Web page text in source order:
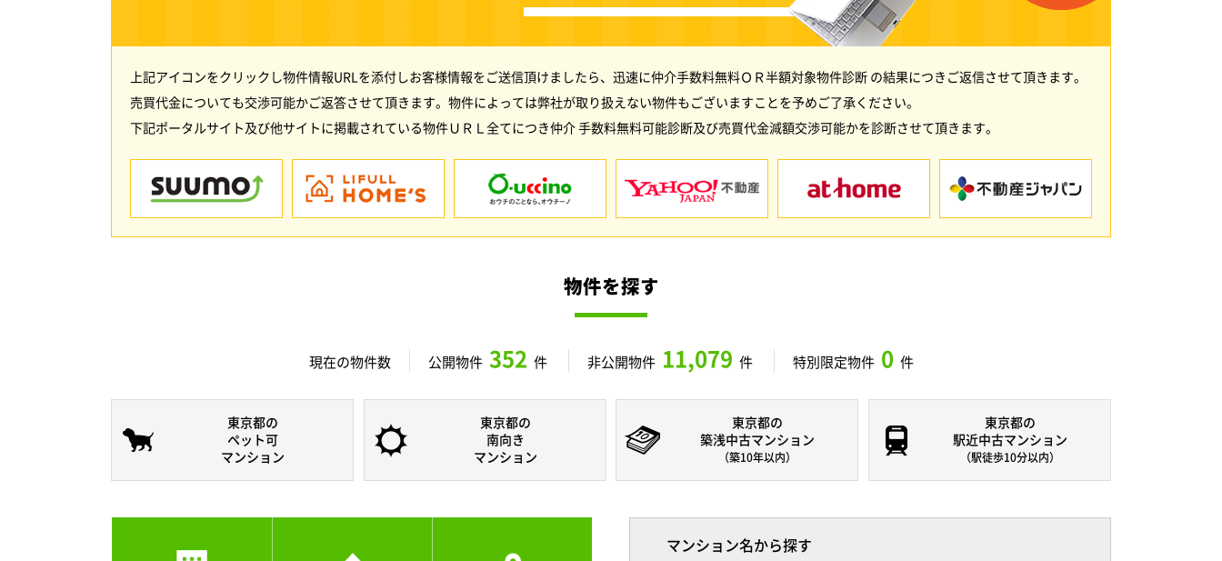
上記アイコンをクリックし物件情報URLを添付しお客様情報をご送信頂けましたら、迅速に仲介手数料無料ＯＲ半額対象物件診断 の結果につきご返信させて頂きます。
売買代金についても交渉可能かご返答させて頂きます。物件によっては弊社が取り扱えない物件もございますことを予めご了承ください。
下記ポータルサイト及び他サイトに掲載されている物件ＵＲＬ全てにつき仲介 手数料無料可能診断及び売買代金減額交渉可能かを診断させて頂きます。
物件を探す
現在の物件数 公開物件 352 件 非公開物件 11,079 件 特別限定物件 0 件
東京都の
ペット可
マンション
東京都の
南向き
マンション
東京都の
築浅中古マンション
（築10年以内）
東京都の
駅近中古マンション
（駅徒歩10分以内）
マンション名から探す